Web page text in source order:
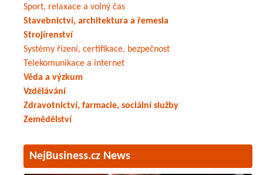
Sport, relaxace a volný čas
Stavebnictví, architektura a řemesla
Strojírenství
Systémy řízení, certifikace, bezpečnost
Telekomunikace a internet
Věda a výzkum
Vzdělávání
Zdravotnictví, farmacie, sociální služby
Zemědělství
NejBusiness.cz News